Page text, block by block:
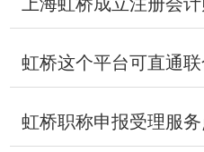
虹桥这个平台可直通